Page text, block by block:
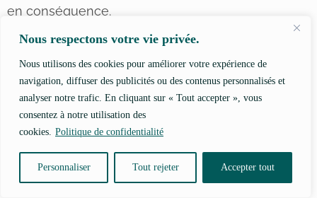
Nous respectons votre vie privée.
Nous utilisons des cookies pour améliorer votre expérience de
navigation, diffuser des publicités ou des contenus personnalisés et
analyser notre trafic. En cliquant sur « Tout accepter », vous
consentez à notre utilisation des
cookies. Politique de confidentialité
Personnaliser Tout rejeter Accepter tout
en conséquence.
J’espère qu’avoir répondu à vos questions.
Si vous en avez encore, posez-les dans les
commentaires. J’y répondrai dès que
possible.
Dans l’article suivant de cette série dédiée
rempotage
des plantes d’intérieur, nous
parlonsterreau. En attendant, je vous